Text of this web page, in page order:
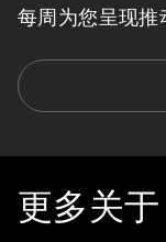
每周为您呈现推
更多关于